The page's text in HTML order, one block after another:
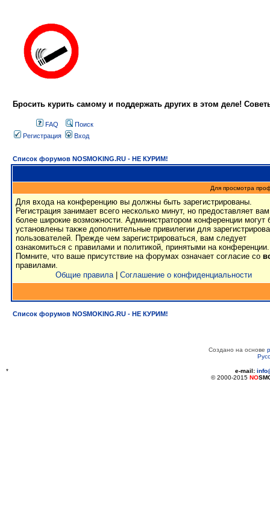
Бросить курить самому и поддержать других в этом деле!
FAQ
Поиск
Регистрация
Вход
Список форумов NOSMOKING.RU - НЕ КУРИМ!
Для просмотра
Для входа на конференцию вы должны быть зарегистрированы.
Регистрация занимает всего несколько минут, но предоставляет вам
более широкие возможности. Администратором конференции могут
установлены также дополнительные привилегии для
пользователей. Прежде чем зарегистрироваться, вам следует
ознакомиться с правилами и политикой, принятыми на конференции.
Помните, что ваше присутствие на форумах означает согласие со
правилами.
Общие правила| Соглашение о конфиденциальности
Список форумов NOSMOKING.RU - НЕ КУРИМ!
Создано на основе
* e-mail:
© 2000-2015 NO